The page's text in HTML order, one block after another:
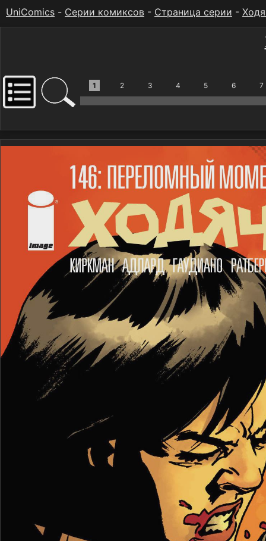
UniComics - Серии комиксов - Страница серии -
1 2 3 4 5 6 7